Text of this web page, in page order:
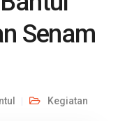
Senam
Kegiatan